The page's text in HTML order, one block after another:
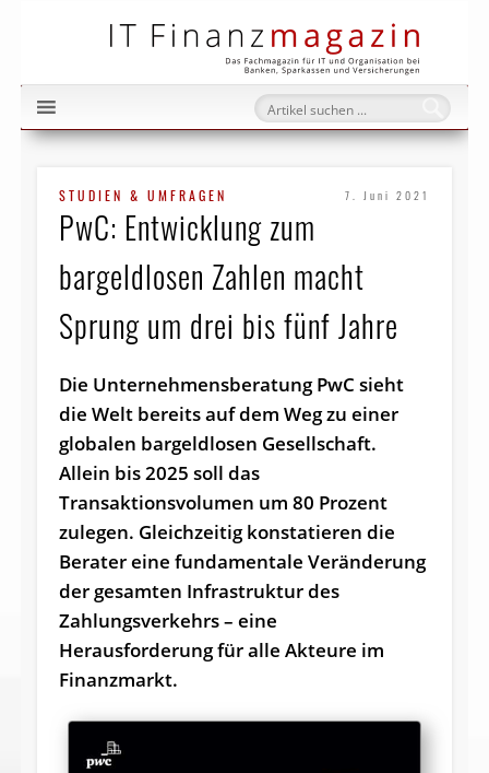
STUDIEN & UMFRAGEN 7. Juni 2021
PwC: Entwicklung zum
bargeldlosen Zahlen macht
Sprung um drei bis fünf Jahre
Die Unternehmensberatung PwC sieht
die Welt bereits auf dem Weg zu einer
globalen bargeldlosen Gesellschaft.
Allein bis 2025 soll das
Transaktionsvolumen um 80 Prozent
zulegen. Gleichzeitig konstatieren die
Berater eine fundamentale Veränderung
der gesamten Infrastruktur des
Zahlungsverkehrs – eine
Herausforderung für alle Akteure im
Finanzmarkt.